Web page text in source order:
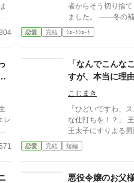
わ
者からそう切り捨
ました。 ――冬の補給路管理。 ――兵糧配分。 ――
医薬品輸送。 ――損耗率管理。
たのですが。 三週間後、 王国軍は補給崩壊。 「なぜ
お聞きしますが、
た”理由を、 一度で
れは、 誰にも評価
ん）が、 隣国の辺
を取り戻す物語。 今更「戻ってきてくれ」と泣きつ
かれても、 私は
恋愛 完結 ｼｮｰﾄｼｮｰﾄ
レ
「なんでこんな
すが、本当に理
こじまき
「ひどいですわ、
な仕打ちを！？」
王太子にすりよる
ってきたのが「ど
ある。 わからない
れたら、あなた破
恋愛 完結 短編
悪役令嬢のお父